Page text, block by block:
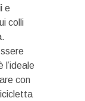
e
colli
l’ideale
con